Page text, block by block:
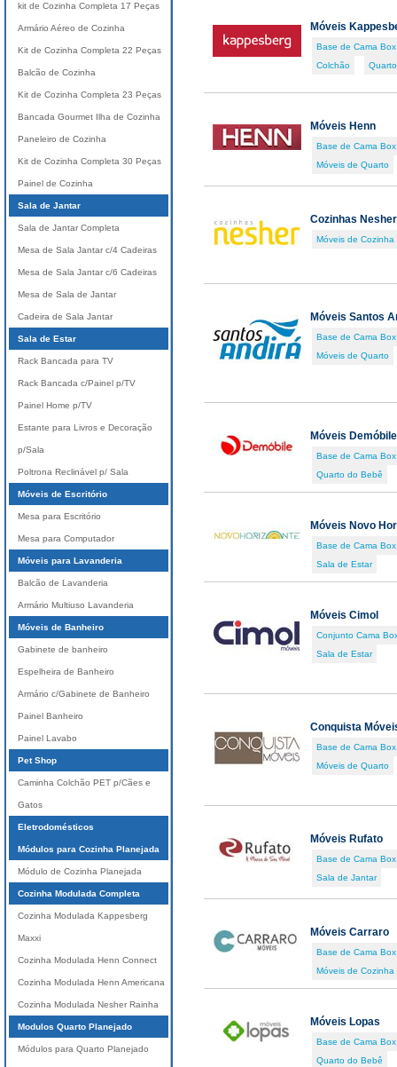
Móveis
Base de Cama Box
Colchão
Móveis Henn
Base de Cama Box
Móveis de Quarto
Cozinhas Nesher
Móveis de Cozinha
Móveis Santos
Base de Cama Box
Móveis de Quarto
Móveis Demóbile
Base de Cama Box
Quarto do Bebê
Móveis Novo
Base de Cama Box
Sala de Estar
Móveis Cimol
Conjunto Cama
Sala de Estar
Conquista
Base de Cama Box
Móveis de Quarto
Móveis Rufato
Base de Cama Box
Sala de Jantar
Móveis Carraro
Base de Cama Box
Móveis de Cozinha
Móveis Lopas
Base de Cama Box
Quarto do Bebê
kit de Cozinha Completa 17 Peças
Armário Aéreo de Cozinha
Kit de Cozinha Completa 22 Peças
Balcão de Cozinha
Kit de Cozinha Completa 23 Peças
Bancada Gourmet Ilha de Cozinha
Paneleiro de Cozinha
Kit de Cozinha Completa 30 Peças
Painel de Cozinha
Sala de Jantar
Sala de Jantar Completa
Mesa de Sala Jantar c/4 Cadeiras
Mesa de Sala Jantar c/6 Cadeiras
Mesa de Sala de Jantar
Cadeira de Sala Jantar
Sala de Estar
Rack Bancada para TV
Rack Bancada c/Painel p/TV
Painel Home p/TV
Estante para Livros e Decoração
p/Sala
Poltrona Reclinável p/ Sala
Móveis de Escritório
Mesa para Escritório
Mesa para Computador
Móveis para Lavanderia
Balcão de Lavanderia
Armário Multiuso Lavanderia
Móveis de Banheiro
Gabinete de banheiro
Espelheira de Banheiro
Armário c/Gabinete de Banheiro
Painel Banheiro
Painel Lavabo
Pet Shop
Caminha Colchão PET p/Cães e
Gatos
Eletrodomésticos
Módulos para Cozinha Planejada
Módulo de Cozinha Planejada
Cozinha Modulada Completa
Cozinha Modulada Kappesberg
Maxxi
Cozinha Modulada Henn Connect
Cozinha Modulada Henn Americana
Cozinha Modulada Nesher Rainha
Modulos Quarto Planejado
Módulos para Quarto Planejado